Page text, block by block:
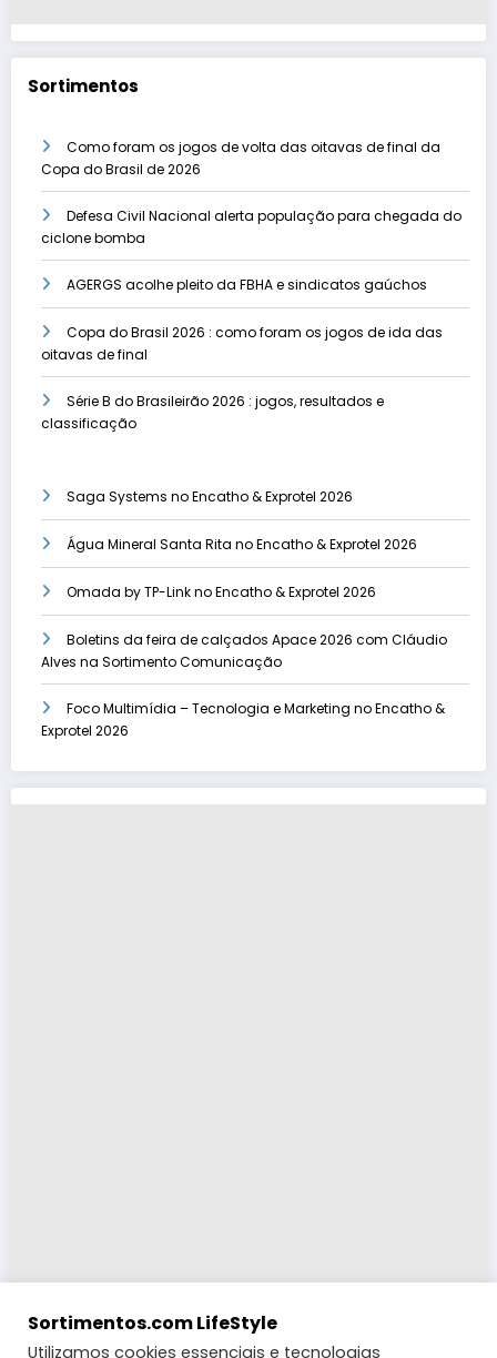
Sortimentos
Como foram os jogos de volta das oitavas de final da
Copa do Brasil de 2026
Defesa Civil Nacional alerta população para chegada do
ciclone bomba
AGERGS acolhe pleito da FBHA e sindicatos gaúchos
Copa do Brasil 2026 : como foram os jogos de ida das
oitavas de final
Série B do Brasileirão 2026 : jogos, resultados e
classificação
Saga Systems no Encatho & Exprotel 2026
Água Mineral Santa Rita no Encatho & Exprotel 2026
Omada by TP-Link no Encatho & Exprotel 2026
Boletins da feira de calçados Apace 2026 com Cláudio
Alves na Sortimento Comunicação
Foco Multimídia – Tecnologia e Marketing no Encatho &
Exprotel 2026
Sortimentos.com LifeStyle
Utilizamos cookies essenciais e tecnologias